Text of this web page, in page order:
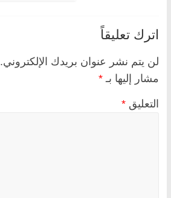
اترك تعليقاً
لن يتم نشر عنوان بريدك الإلكتروني.
مشار إليها بـ *
التعليق *